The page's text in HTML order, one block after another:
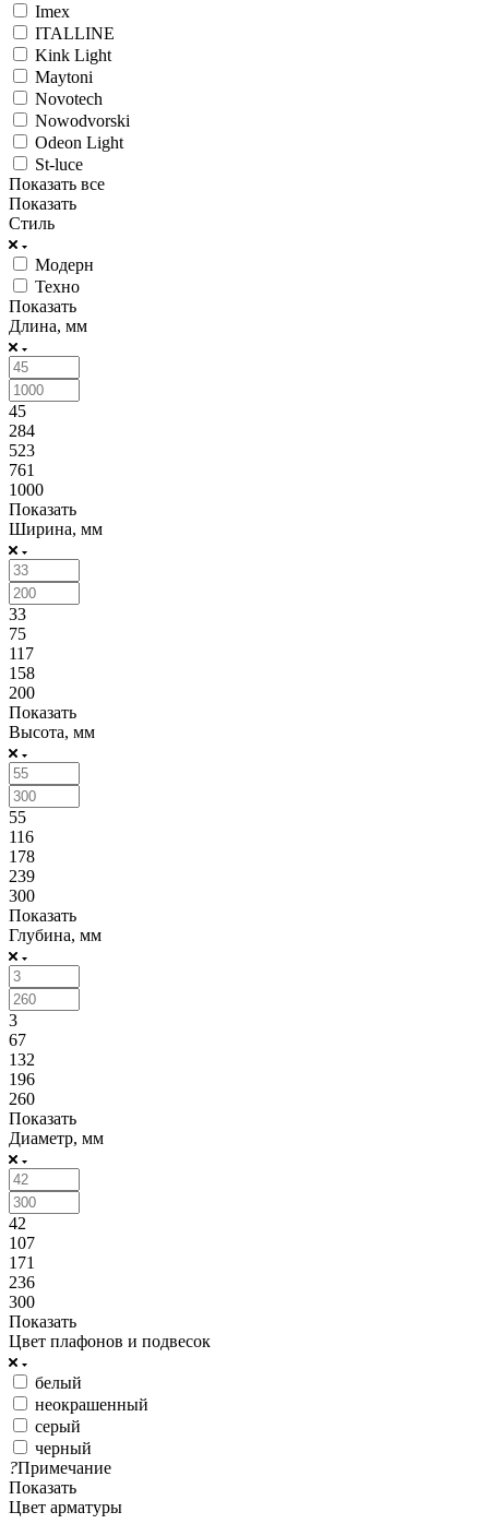
Imex
ITALLINE
Kink Light
Maytoni
Novotech
Nowodvorski
Odeon Light
St-luce
Показать все
Показать
Стиль
Модерн
Техно
Показать
Длина, мм
45
284
523
761
1000
Показать
Ширина, мм
33
75
117
158
200
Показать
Высота, мм
55
116
178
239
300
Показать
Глубина, мм
3
67
132
196
260
Показать
Диаметр, мм
42
107
171
236
300
Показать
Цвет плафонов и подвесок
белый
неокрашенный
серый
черный
?Примечание
Показать
Цвет арматуры